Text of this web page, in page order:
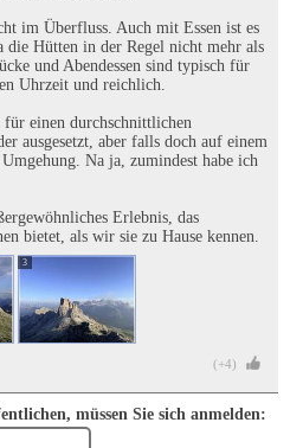
im Überfluss. Auch mit Essen ist es
die Hütten in der Regel nicht mehr als
und Abendessen sind typisch für
Uhrzeit und reichlich.
einen durchschnittlichen
ausgesetzt, aber falls doch auf einem
Na ja, zumindest habe ich
Erlebnis, das
bietet, als wir sie zu Hause kennen.
3
(+4)
müssen Sie sich anmelden: